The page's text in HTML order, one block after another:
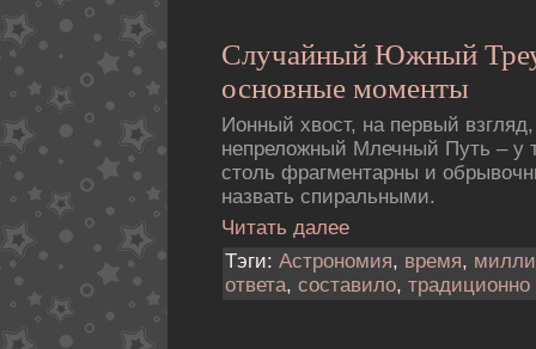
Случайный Южный
основные моменты
Ионный хвост, на первый
непреложный Млечный Путь – у
столь фрагментарны и
назвать спиральными.
Читать далее
Тэги: Астрономия, время,
ответа, составило, традиционно